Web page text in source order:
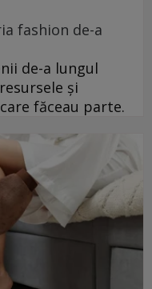
fashion de-a
de-a lungul
și
făceau parte.